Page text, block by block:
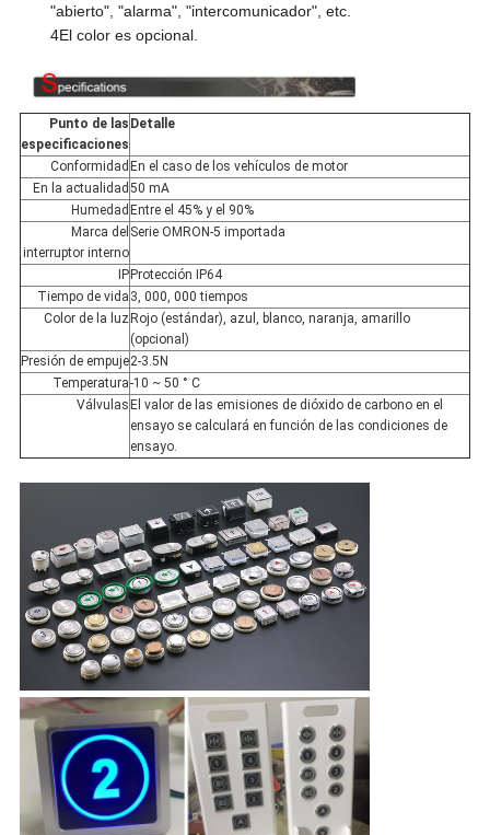
"abierto", "alarma", "intercomunicador", etc.
4El color es opcional.
Punto de las
especificaciones
Detalle
Conformidad En el caso de los vehículos de motor
En la actualidad 50 mA
Humedad Entre el 45% y el 90%
Marca del
interruptor interno
Serie OMRON-5 importada
IP Protección IP64
Tiempo de vida 3, 000, 000 tiempos
Color de la luz Rojo (estándar), azul, blanco, naranja, amarillo
(opcional)
Presión de empuje2-3.5N
Temperatura-10 ~ 50 ° C
Válvulas El valor de las emisiones de dióxido de carbono en el
ensayo se calculará en función de las condiciones de
ensayo.